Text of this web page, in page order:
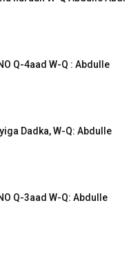
Q-4aad W-Q : Abdulle
Dadka, W-Q: Abdulle
Q-3aad W-Q: Abdulle